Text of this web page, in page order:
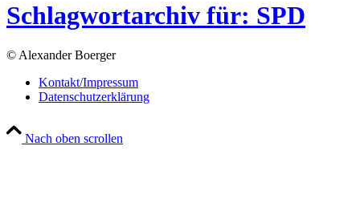
Schlagwortarchiv für: SPD
© Alexander Boerger
Kontakt/Impressum
Datenschutzerklärung
Nach oben scrollen